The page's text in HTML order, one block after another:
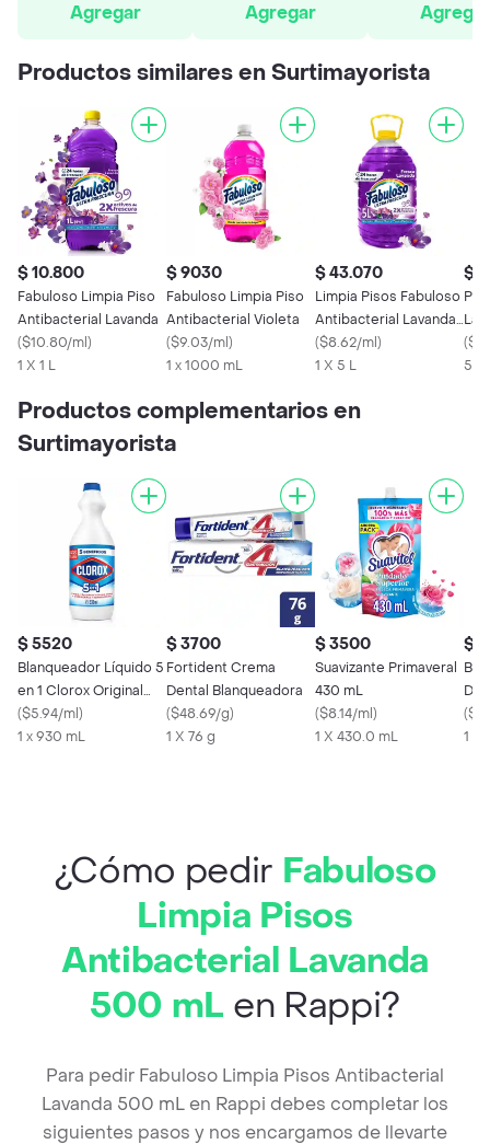
Agregar
Agregar
Agregar
Productos similares en Surtimayorista
$ 10.800
Fabuloso Limpia Piso
Antibacterial Lavanda
($10.80/ml)
1 X 1 L
$ 9030
Fabuloso Limpia Piso
Antibacterial Violeta
($9.03/ml)
1 x 1000 mL
$ 43.070
Limpia Pisos Fabuloso
Antibacterial Lavanda
5 L
($8.62/ml)
1 X 5 L
$
(
5 L
Productos complementarios en
Surtimayorista
$ 5520
Blanqueador Líquido 5
en 1 Clorox Original
Botella 930 mL
($5.94/ml)
1 x 930 mL
$ 3700
Fortident Crema
Dental Blanqueadora
($48.69/g)
1 X 76 g
$ 3500
Suavizante Primaveral
430 mL
($8.14/ml)
1 X 430.0 mL
$
(
1 X
¿Cómo pedir Fabuloso
Limpia Pisos
Antibacterial Lavanda
500 mL en Rappi?
Para pedir Fabuloso Limpia Pisos Antibacterial
Lavanda 500 mL en Rappi debes completar los
siguientes pasos y nos encargamos de llevarte